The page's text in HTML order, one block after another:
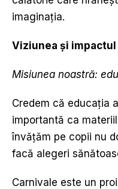
imaginația.
Viziunea și
Misiunea noastră:
Credem că educația
importantă ca
învățăm pe copii nu
facă alegeri
Carnivale este un